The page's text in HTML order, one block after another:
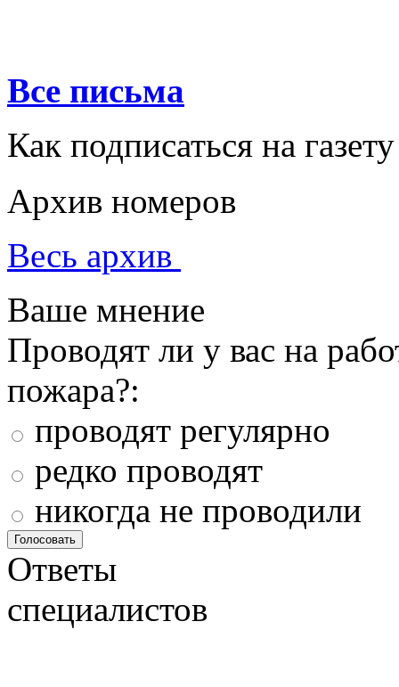
Все письма
Как подписаться на газету
Архив номеров
Весь архив
Ваше мнение
Проводят ли у вас на
пожара?:
проводят регулярно
редко проводят
никогда не проводили
Ответы
специалистов